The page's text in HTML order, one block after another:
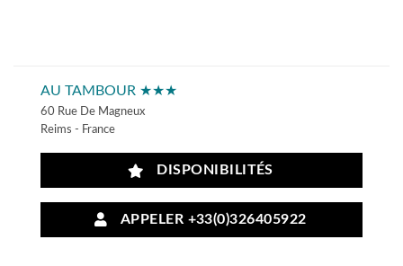
AU TAMBOUR ★★★
60 Rue De Magneux
Reims - France
DISPONIBILITÉS
APPELER +33(0)326405922